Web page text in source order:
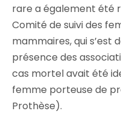
rare a également été
Comité de suivi des
mammaires, qui s’est
présence des
cas mortel avait été
femme porteuse de
Prothèse).